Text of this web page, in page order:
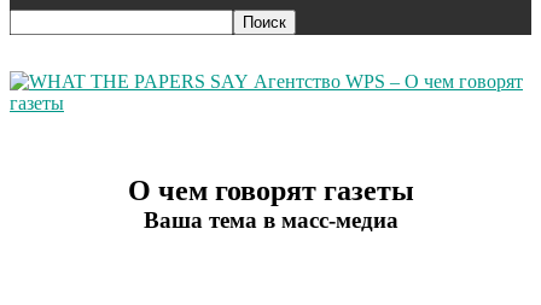
Агентство WPS – О чем говорят
газеты
О чем говорят газеты
Ваша тема в масс-медиа